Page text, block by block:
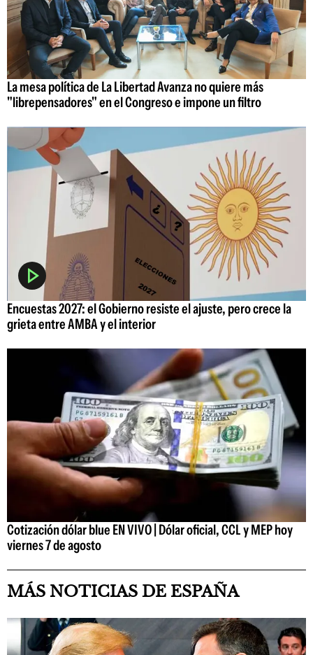
La mesa política de La Libertad Avanza no quiere más
"librepensadores" en el Congreso e impone un filtro
Encuestas 2027: el Gobierno resiste el ajuste, pero crece la
grieta entre AMBA y el interior
Cotización dólar blue EN VIVO | Dólar oficial, CCL y MEP hoy
viernes 7 de agosto
MÁS NOTICIAS DE ESPAÑA